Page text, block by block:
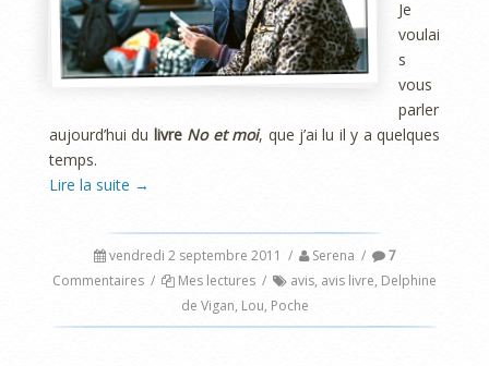
Je
voulai
s
vous
parler
aujourd’hui du livre No et moi, que j’ai lu il y a quelques
temps.
Lire la suite →
vendredi 2 septembre 2011 / Serena /
7
Commentaires / Mes lectures / avis, avis livre, Delphine
de Vigan, Lou, Poche